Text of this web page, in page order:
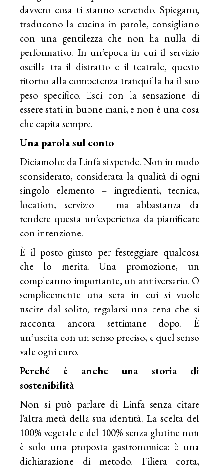
davvero cosa ti stanno servendo. Spiegano,
traducono la cucina in parole, consigliano
con una gentilezza che non ha nulla di
performativo. In un’epoca in cui il servizio
oscilla tra il distratto e il teatrale, questo
ritorno alla competenza tranquilla ha il suo
peso specifico. Esci con la sensazione di
essere stati in buone mani, e non è una cosa
che capita sempre.
Una parola sul conto
Diciamolo: da Linfa si spende. Non in modo
sconsiderato, considerata la qualità di ogni
singolo elemento – ingredienti, tecnica,
location, servizio – ma abbastanza da
rendere questa un’esperienza da pianificare
con intenzione.
È il posto giusto per festeggiare qualcosa
che lo merita. Una promozione, un
compleanno importante, un anniversario. O
semplicemente una sera in cui si vuole
uscire dal solito, regalarsi una cena che si
racconta ancora settimane dopo. È
un’uscita con un senso preciso, e quel senso
vale ogni euro.
Perché è anche una storia di
sostenibilità
Non si può parlare di Linfa senza citare
l’altra metà della sua identità. La scelta del
100% vegetale e del 100% senza glutine non
è solo una proposta gastronomica: è una
dichiarazione di metodo. Filiera corta,